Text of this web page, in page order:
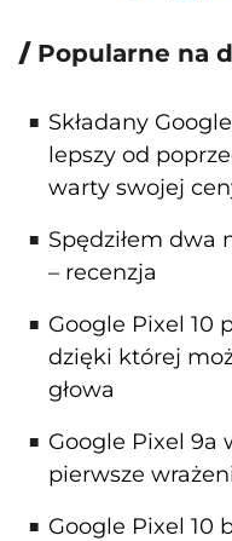
Popularne na
Składany
lepszy od
warty swojej
Spędziłem dwa
– recenzja
Google Pixel 10
dzięki której
głowa
Google Pixel 9a
pierwsze
Google Pixel 10